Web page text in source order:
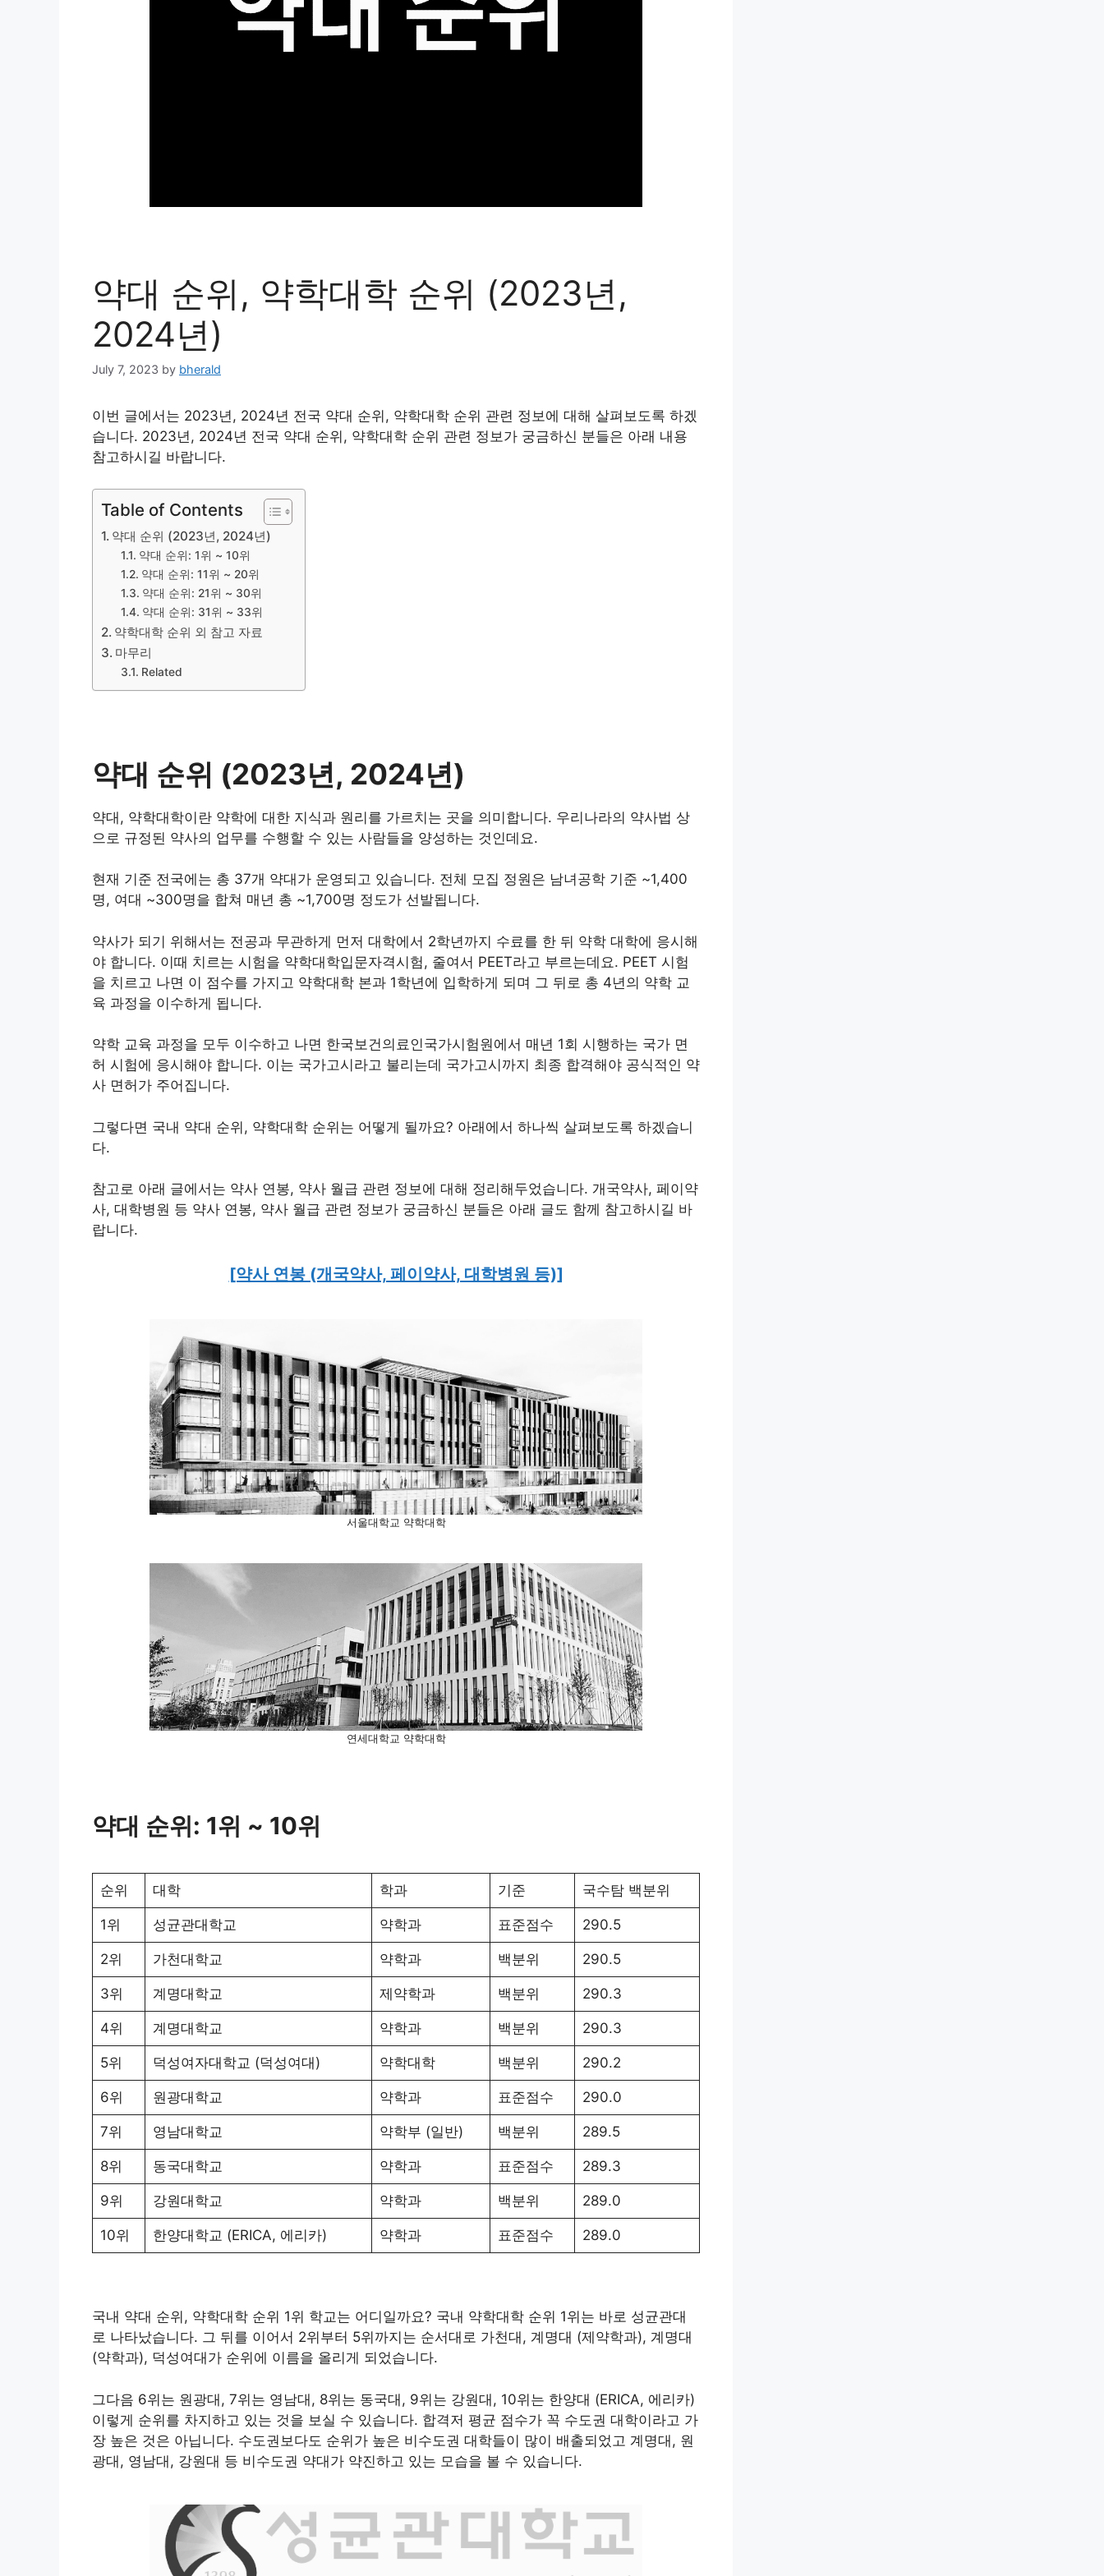
약대 순위, 약학대학 순위 (2023년,
2024년)
July 7, 2023 by bherald
이번 글에서는 2023년, 2024년 전국 약대 순위, 약학대학 순위 관련 정보에 대해 살펴보도록 하겠
습니다. 2023년, 2024년 전국 약대 순위, 약학대학 순위 관련 정보가 궁금하신 분들은 아래 내용
참고하시길 바랍니다.
Table of Contents
약대 순위 (2023년, 2024년)
약대 순위: 1위 ~ 10위
약대 순위: 11위 ~ 20위
약대 순위: 21위 ~ 30위
약대 순위: 31위 ~ 33위
약학대학 순위 외 참고 자료
마무리
Related
약대 순위 (2023년, 2024년)
약대, 약학대학이란 약학에 대한 지식과 원리를 가르치는 곳을 의미합니다. 우리나라의 약사법 상
으로 규정된 약사의 업무를 수행할 수 있는 사람들을 양성하는 것인데요.
현재 기준 전국에는 총 37개 약대가 운영되고 있습니다. 전체 모집 정원은 남녀공학 기준 ~1,400
명, 여대 ~300명을 합쳐 매년 총 ~1,700명 정도가 선발됩니다.
약사가 되기 위해서는 전공과 무관하게 먼저 대학에서 2학년까지 수료를 한 뒤 약학 대학에 응시해
야 합니다. 이때 치르는 시험을 약학대학입문자격시험, 줄여서 PEET라고 부르는데요. PEET 시험
을 치르고 나면 이 점수를 가지고 약학대학 본과 1학년에 입학하게 되며 그 뒤로 총 4년의 약학 교
육 과정을 이수하게 됩니다.
약학 교육 과정을 모두 이수하고 나면 한국보건의료인국가시험원에서 매년 1회 시행하는 국가 면
허 시험에 응시해야 합니다. 이는 국가고시라고 불리는데 국가고시까지 최종 합격해야 공식적인 약
사 면허가 주어집니다.
그렇다면 국내 약대 순위, 약학대학 순위는 어떻게 될까요? 아래에서 하나씩 살펴보도록 하겠습니
다.
참고로 아래 글에서는 약사 연봉, 약사 월급 관련 정보에 대해 정리해두었습니다. 개국약사, 페이약
사, 대학병원 등 약사 연봉, 약사 월급 관련 정보가 궁금하신 분들은 아래 글도 함께 참고하시길 바
랍니다.
[약사 연봉 (개국약사, 페이약사, 대학병원 등)]
서울대학교 약학대학
연세대학교 약학대학
약대 순위: 1위 ~ 10위
순위 대학 학과 기준 국수탐 백분위
1위 성균관대학교 약학과 표준점수 290.5
2위 가천대학교 약학과 백분위 290.5
3위 계명대학교 제약학과 백분위 290.3
4위 계명대학교 약학과 백분위 290.3
5위 덕성여자대학교 (덕성여대) 약학대학 백분위 290.2
6위 원광대학교 약학과 표준점수 290.0
7위 영남대학교 약학부 (일반) 백분위 289.5
8위 동국대학교 약학과 표준점수 289.3
9위 강원대학교 약학과 백분위 289.0
10위 한양대학교 (ERICA, 에리카) 약학과 표준점수 289.0
국내 약대 순위, 약학대학 순위 1위 학교는 어디일까요? 국내 약학대학 순위 1위는 바로 성균관대
로 나타났습니다. 그 뒤를 이어서 2위부터 5위까지는 순서대로 가천대, 계명대 (제약학과), 계명대
(약학과), 덕성여대가 순위에 이름을 올리게 되었습니다.
그다음 6위는 원광대, 7위는 영남대, 8위는 동국대, 9위는 강원대, 10위는 한양대 (ERICA, 에리카)
이렇게 순위를 차지하고 있는 것을 보실 수 있습니다. 합격저 평균 점수가 꼭 수도권 대학이라고 가
장 높은 것은 아닙니다. 수도권보다도 순위가 높은 비수도권 대학들이 많이 배출되었고 계명대, 원
광대, 영남대, 강원대 등 비수도권 약대가 약진하고 있는 모습을 볼 수 있습니다.